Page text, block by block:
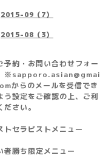
2015-09（7）
2015-08（3）
予約・お問い合わせフォー
※sapporo.asian@gmai
からのメールを受信でき
う設定をご確認の上、ご利
ださい。
トセラピストメニュー
者勝ち限定メニュー